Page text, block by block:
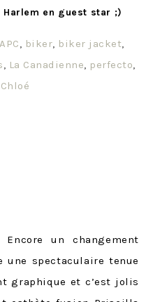
Harlem en guest star ;)
APC, biker, biker jacket,
, La Canadienne, perfecto,
Encore un changement
une spectaculaire tenue
graphique et c’est jolis